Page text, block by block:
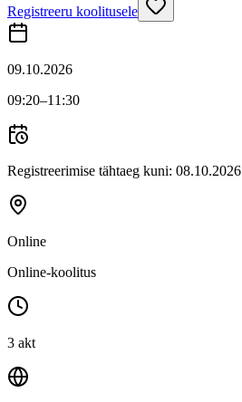
Registreeru koolitusele
09.10.2026
09:20–11:30
Registreerimise tähtaeg kuni: 08.10.2026
Online
Online-koolitus
3 akt